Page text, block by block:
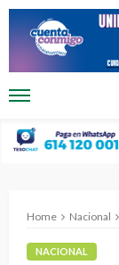
Home Nacional
NACIONAL